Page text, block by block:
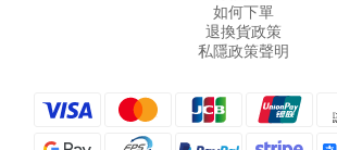
如何下單
退換貨政策
私隱政策聲明